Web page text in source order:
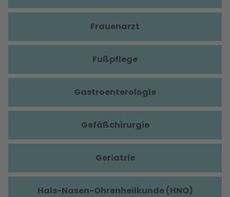
Frauenarzt
Fußpflege
Gastroenterologie
Gefäßchirurgie
Geriatrie
Hals-Nasen-Ohrenheilkunde (HNO)